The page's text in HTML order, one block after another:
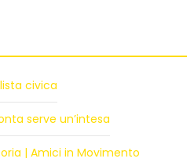
civica
serve un’intesa
| Amici in Movimento